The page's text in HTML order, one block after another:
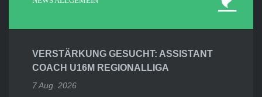
VERSTÄRKUNG GESUCHT: ASSISTANT
COACH U16M REGIONALLIGA
7 Aug. 2026